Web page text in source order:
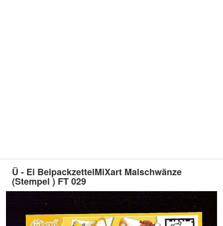
Ü - Ei BeipackzettelMiXart Malschwänze
(Stempel ) FT 029